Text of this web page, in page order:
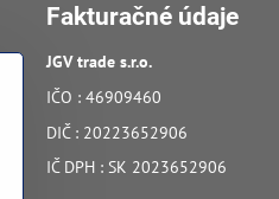
Fakturačné údaje
JGV trade s​.r​.o​.
IČO : 46909460
DIČ : 20223652906
IČ DPH : SK 2023652906